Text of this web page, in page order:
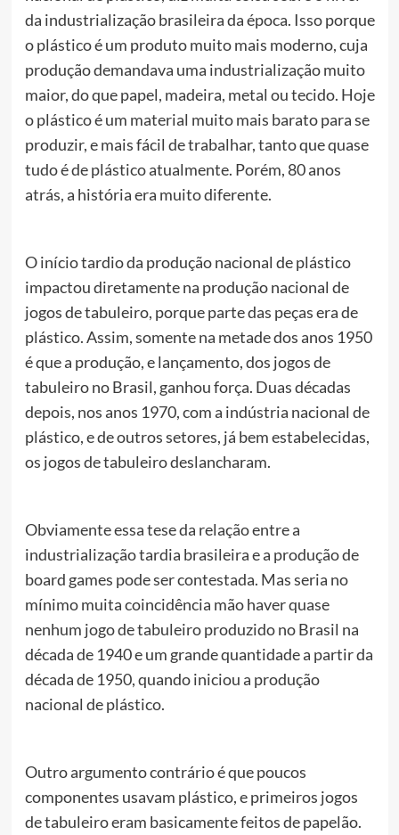
da industrialização brasileira da época. Isso porque
o plástico é um produto muito mais moderno, cuja
produção demandava uma industrialização muito
maior, do que papel, madeira, metal ou tecido. Hoje
o plástico é um material muito mais barato para se
produzir, e mais fácil de trabalhar, tanto que quase
tudo é de plástico atualmente. Porém, 80 anos
atrás, a história era muito diferente.
O início tardio da produção nacional de plástico
impactou diretamente na produção nacional de
jogos de tabuleiro, porque parte das peças era de
plástico. Assim, somente na metade dos anos 1950
é que a produção, e lançamento, dos jogos de
tabuleiro no Brasil, ganhou força. Duas décadas
depois, nos anos 1970, com a indústria nacional de
plástico, e de outros setores, já bem estabelecidas,
os jogos de tabuleiro deslancharam.
Obviamente essa tese da relação entre a
industrialização tardia brasileira e a produção de
board games pode ser contestada. Mas seria no
mínimo muita coincidência mão haver quase
nenhum jogo de tabuleiro produzido no Brasil na
década de 1940 e um grande quantidade a partir da
década de 1950, quando iniciou a produção
nacional de plástico.
Outro argumento contrário é que poucos
componentes usavam plástico, e primeiros jogos
de tabuleiro eram basicamente feitos de papelão.